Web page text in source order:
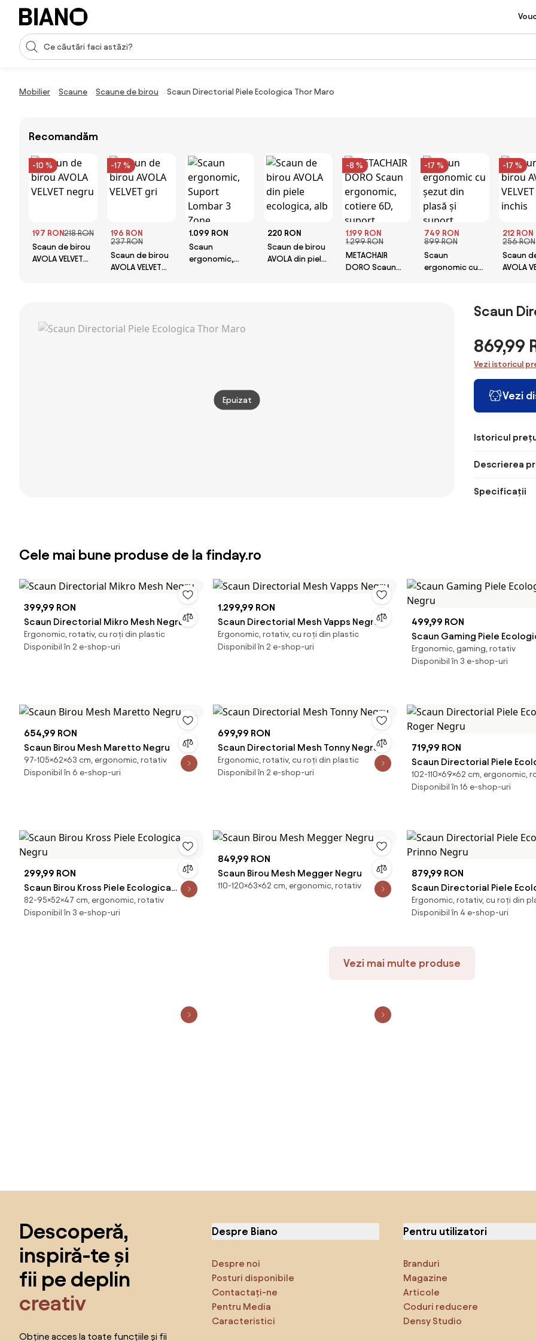
Sari peste navigare, accesează conținutul
Introducerea căutării
Mobilier Scaune Scaune de birou Scaun Directorial Piele Ecologica Thor Maro
Recomandăm
-10 %
197 RON218 RON
Scaun de birou
AVOLA VELVET
-17 %
196 RON
237 RON
Scaun de birou
AVOLA VELVET
1.099 RON
Scaun
ergonomic,
inaltime,
umeras,
pivotant,
220 RON
Scaun de birou
AVOLA din piele
-8 %
1.199 RON
1.299 RON
METACHAIR
DORO Scaun
-17 %
749 RON
899 RON
Scaun
ergonomic cu
-17 %
212 RON
256 RON
Scaun
AVOLA
Epuizat
Scaun
869,99
Vezi istoricul
Vezi
Istoricul
Descrierea
Specificații
Cele mai bune produse de la finday.ro
399,99 RON
Scaun Directorial Mikro Mesh Negru
Ergonomic, rotativ, cu roți din plastic
Disponibil în 2 e-shop-uri
1.299,99 RON
Scaun Directorial Mesh Vapps Negru
Ergonomic, rotativ, cu roți din plastic
Disponibil în 2 e-shop-uri
499,99 RON
Scaun Gaming Piele
Negru
Ergonomic, gaming, rotativ
Disponibil în 3 e-shop-uri
654,99 RON
Scaun Birou Mesh Maretto Negru
97-105×62×63 cm, ergonomic, rotativ
Disponibil în 6 e-shop-uri
699,99 RON
Scaun Directorial Mesh Tonny Negru
Ergonomic, rotativ, cu roți din plastic
Disponibil în 2 e-shop-uri
719,99 RON
Scaun Directorial Piele
Roger Negru
102-110×69×62 cm, ergonomic,
Disponibil în 16 e-shop-uri
299,99 RON
Scaun Birou Kross Piele Ecologica
Negru
82-95×52×47 cm, ergonomic, rotativ
Disponibil în 3 e-shop-uri
849,99 RON
Scaun Birou Mesh Megger Negru
110-120×63×62 cm, ergonomic, rotativ
879,99 RON
Scaun Directorial Piele
Prinno Negru
Ergonomic, rotativ, cu roți din
Disponibil în 4 e-shop-uri
Vezi mai multe produse
Descoperă,
inspiră-te și
fii pe deplin
creativ
Obține acces la toate funcțiile și fii
Despre Biano
Despre noi
Posturi disponibile
Contactați-ne
Pentru Media
Caracteristici
Pentru utilizatori
Branduri
Magazine
Articole
Coduri reducere
Densy Studio